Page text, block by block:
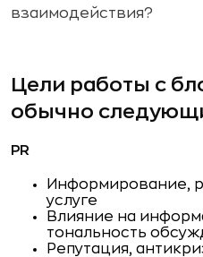
взаимодействия?
Цели работы с
обычно
PR
Информирование,
услуге
Влияние на
тональность
Репутация,